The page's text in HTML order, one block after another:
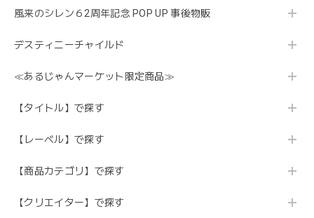
風来のシレン６2周年記念 POP UP 事後物販
デスティニーチャイルド
≪あるじゃんマーケット限定商品≫
【タイトル】で探す
【レーベル】で探す
【商品カテゴリ】で探す
【クリエイター】で探す